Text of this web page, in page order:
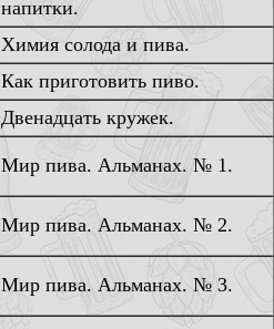
напитки.
Химия солода и пива.
Как приготовить пиво.
Двенадцать кружек.
Мир пива. Альманах. № 1.
Мир пива. Альманах. № 2.
Мир пива. Альманах. № 3.